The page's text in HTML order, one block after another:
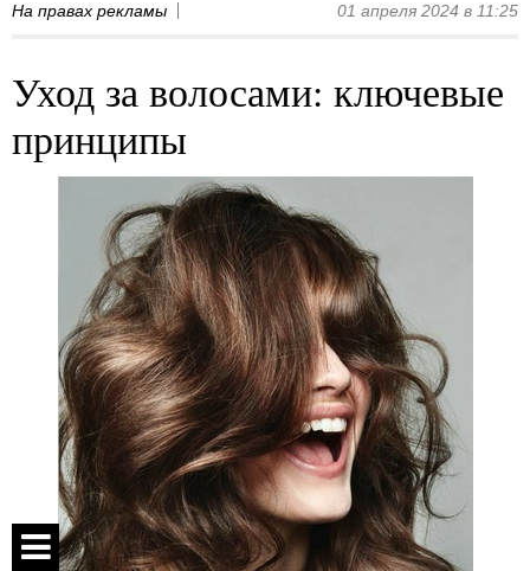
На правах рекламы 01 апреля 2024 в 11:25
Уход за волосами: ключевые
принципы